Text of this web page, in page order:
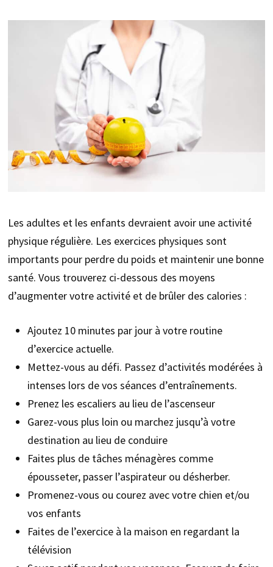
Les adultes et les enfants devraient avoir une activité
physique régulière. Les exercices physiques sont
importants pour perdre du poids et maintenir une bonne
santé. Vous trouverez ci-dessous des moyens
d’augmenter votre activité et de brûler des calories :
Ajoutez 10 minutes par jour à votre routine
d’exercice actuelle.
Mettez-vous au défi. Passez d’activités modérées à
intenses lors de vos séances d’entraînements.
Prenez les escaliers au lieu de l’ascenseur
Garez-vous plus loin ou marchez jusqu’à votre
destination au lieu de conduire
Faites plus de tâches ménagères comme
épousseter, passer l’aspirateur ou désherber.
Promenez-vous ou courez avec votre chien et/ou
vos enfants
Faites de l’exercice à la maison en regardant la
télévision